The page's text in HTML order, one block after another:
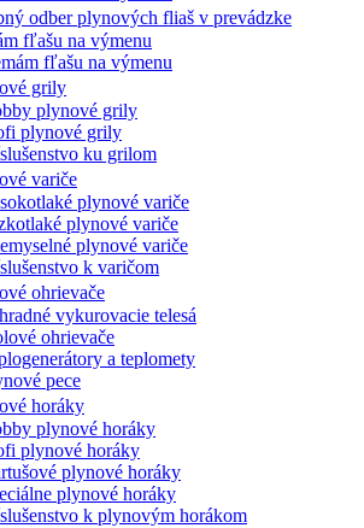
odber plynových fliaš v prevádzke
fľašu na výmenu
fľašu na výmenu
grily
plynové grily
plynové grily
ku grilom
variče
plynové variče
plynové variče
plynové variče
k varičom
ohrievače
vykurovacie telesá
ohrievače
a teplomety
pece
horáky
plynové horáky
plynové horáky
plynové horáky
plynové horáky
k plynovým horákom